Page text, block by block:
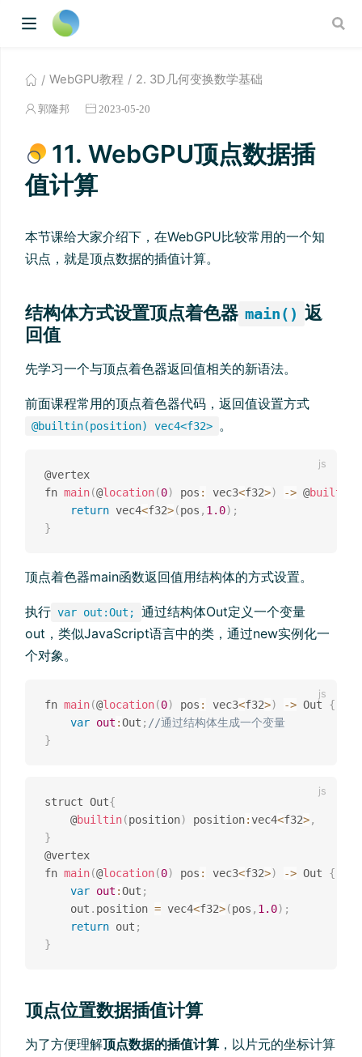
WebGPU教程 2. 3D几何变换数学基础
郭隆邦 2023-05-20
11. WebGPU顶点数据插
值计算
本节课给大家介绍下，在WebGPU比较常用的一个知
识点，就是顶点数据的插值计算。
结构体方式设置顶点着色器 main() 返
回值
先学习一个与顶点着色器返回值相关的新语法。
前面课程常用的顶点着色器代码，返回值设置方式
@builtin(position) vec4<f32> 。
@vertex
fn main(@location(0) pos : vec3<f32>) -> @builtin
return vec4<f32>(pos , 1.0) ;
}
顶点着色器main函数返回值用结构体的方式设置。
执行 var out:Out;
通过结构体Out定义一个变量
out，类似JavaScript语言中的类，通过new实例化一
个对象。
fn main(@location(0) pos : vec3<f32>) -> Out {
var out :Out ; //通过结构体生成一个变量
}
struct Out{
    @
builtin(position) position:vec4<f32>,
}
@vertex
fn main(@location(0) pos : vec3<f32>) -> Out {
var out :Out ;
    out
. position = vec4<f32>(pos , 1.0) ;
return out ;
}
顶点位置数据插值计算
为了方便理解顶点数据的插值计算 ，以片元的坐标计算